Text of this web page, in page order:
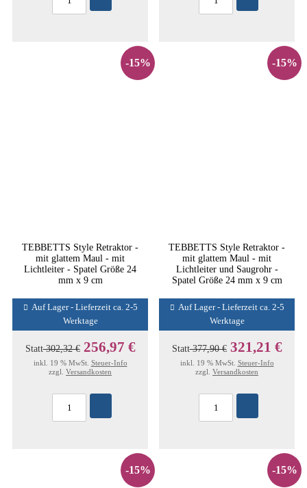
-15%
TEBBETTS Style Retraktor -
mit glattem Maul - mit
Lichtleiter - Spatel Größe 24
mm x 9 cm
Auf Lager - Lieferzeit ca. 2-5
Werktage
Statt302,32 € 256,97 €
inkl. 19 % MwSt. Steuer-Info
zzgl. Versandkosten
-15%
TEBBETTS Style Retraktor -
mit glattem Maul - mit
Lichtleiter und Saugrohr -
Spatel Größe 24 mm x 9 cm
Auf Lager - Lieferzeit ca. 2-5
Werktage
Statt377,90 € 321,21 €
inkl. 19 % MwSt. Steuer-Info
zzgl. Versandkosten
-15% -15%